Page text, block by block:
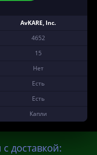
AvKARE, Inc.
4652
15
Нет
Есть
Есть
Капли
доставкой: